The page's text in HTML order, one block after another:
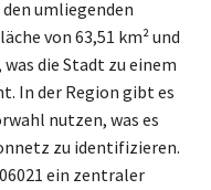
umliegenden
von 63,51 km² und
die Stadt zu einem
In der Region gibt es
nutzen, was es
zu identifizieren.
ein zentraler